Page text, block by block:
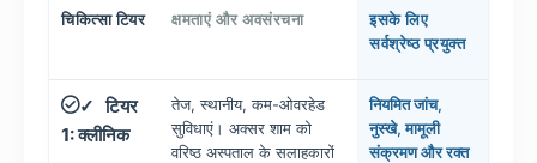
चिकित्सा टियर क्षमताएं और अवसंरचना
इसके लिए
सर्वश्रेष्ठ प्रयुक्त
✓
टियर
1: क्लीनिक
तेज, स्थानीय, कम-ओवरहेड
सुविधाएं। अक्सर शाम को
वरिष्ठ अस्पताल के सलाहकारों
नियमित जांच,
नुस्खे, मामूली
संक्रमण और रक्त